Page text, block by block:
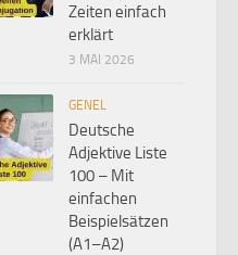
Zeiten einfach
erklärt
3 MAI 2026
GENEL
Deutsche
Adjektive Liste
100 – Mit
einfachen
Beispielsätzen
(A1–A2)